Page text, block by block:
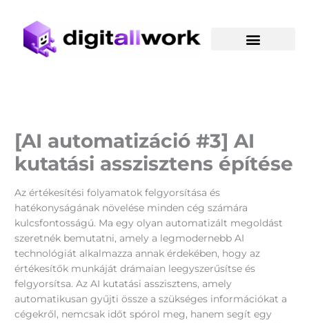
content
[AI automatizáció #3] AI
kutatási asszisztens építése
Az értékesítési folyamatok felgyorsítása és
hatékonyságának növelése minden cég számára
kulcsfontosságú. Ma egy olyan automatizált megoldást
szeretnék bemutatni, amely a legmodernebb AI
technológiát alkalmazza annak érdekében, hogy az
értékesítők munkáját drámaian leegyszerűsítse és
felgyorsítsa. Az AI kutatási asszisztens, amely
automatikusan gyűjti össze a szükséges információkat a
cégekről, nemcsak időt spórol meg, hanem segít egy